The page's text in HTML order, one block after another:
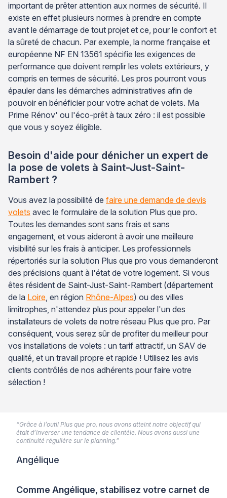
important de prêter attention aux normes de sécurité. Il
existe en effet plusieurs normes à prendre en compte
avant le démarrage de tout projet et ce, pour le confort et
la sûreté de chacun. Par exemple, la norme française et
européenne NF EN 13561 spécifie les exigences de
performance que doivent remplir les volets extérieurs, y
compris en termes de sécurité. Les pros pourront vous
épauler dans les démarches administratives afin de
pouvoir en bénéficier pour votre achat de volets. Ma
Prime Rénov' ou l'éco-prêt à taux zéro : il est possible
que vous y soyez éligible.
Besoin d'aide pour dénicher un expert de
la pose de volets à Saint-Just-Saint-
Rambert ?
Vous avez la possibilité de faire une demande de devis
volets avec le formulaire de la solution Plus que pro.
Toutes les demandes sont sans frais et sans
engagement, et vous aideront à avoir une meilleure
visibilité sur les frais à anticiper. Les professionnels
répertoriés sur la solution Plus que pro vous demanderont
des précisions quant à l'état de votre logement. Si vous
êtes résident de Saint-Just-Saint-Rambert (département
de la Loire, en région Rhône-Alpes) ou des villes
limitrophes, n'attendez plus pour appeler l'un des
installateurs de volets de notre réseau Plus que pro. Par
conséquent, vous serez sûr de profiter du meilleur pour
vos installations de volets : un tarif attractif, un SAV de
qualité, et un travail propre et rapide ! Utilisez les avis
clients contrôlés de nos adhérents pour faire votre
sélection !
Comme Angélique, stabilisez votre carnet de
“Grâce à l’outil Plus que pro, nous avons atteint notre objectif qui
était d’inverser une tendance de clientèle. Nous avons aussi une
continuité régulière sur le planning.”
Angélique